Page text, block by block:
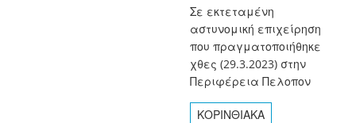
Σε εκτεταμένη
αστυνομική επιχείρηση
που πραγματοποιήθηκε
χθες (29.3.2023) στην
Περιφέρεια Πελοπον
ΚΟΡΙΝΘΙΑΚΑ